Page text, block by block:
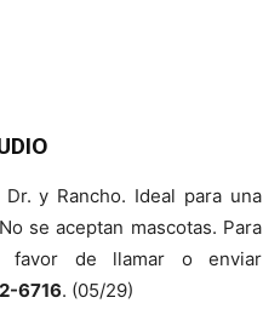
y Rancho. Ideal para una
se aceptan mascotas. Para
favor de llamar o enviar
6716. (05/29)